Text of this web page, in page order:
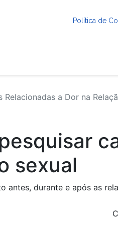
Política de
a Dor na
sexual
antes, durante e após as